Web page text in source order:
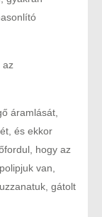
az
áramlását,
és ekkor
hogy az
van,
gátolt